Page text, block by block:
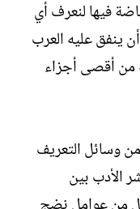
فيها لنعرف أي
ينفق عليه العرب
من أقصى أجزاء
وسائل التعريف
الأدب بين